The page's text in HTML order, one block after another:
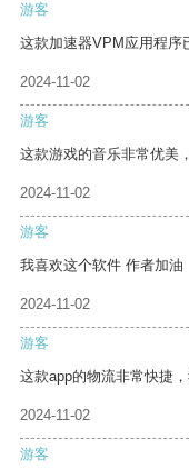
游客
这款加速器VPM应用程序
2024-11-02
游客
这款游戏的音乐非常优美
2024-11-02
游客
我喜欢这个软件 作者加油
2024-11-02
游客
这款app的物流非常快捷
2024-11-02
游客